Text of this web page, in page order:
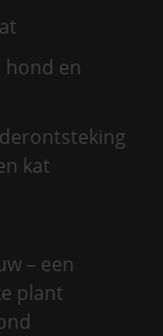
hond en
kat
– een
plant